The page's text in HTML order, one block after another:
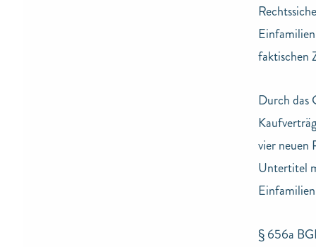
faktischen
Durch das
vier neuen
Untertitel
§ 656a